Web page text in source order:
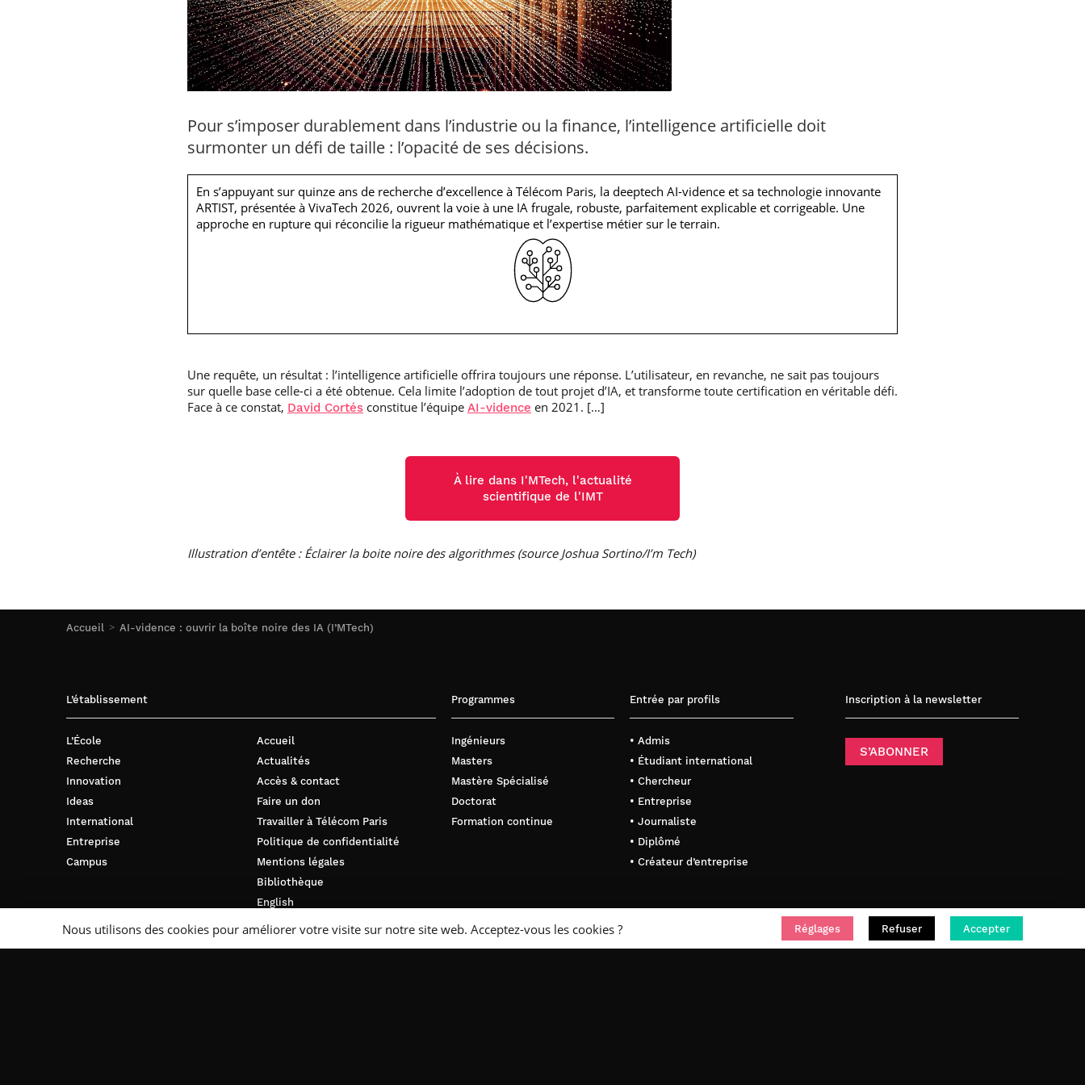
Accueil AI-vidence : ouvrir la boîte noire des IA (I’MTech)
Pour s’imposer durablement dans l’industrie ou la finance, l’intelligence artificielle doit
surmonter un défi de taille : l’opacité de ses décisions.
En s’appuyant sur quinze ans de recherche d’excellence à Télécom Paris, la deeptech AI-vidence et sa technologie innovante
ARTIST, présentée à VivaTech 2026, ouvrent la voie à une IA frugale, robuste, parfaitement explicable et corrigeable. Une
approche en rupture qui réconcilie la rigueur mathématique et l’expertise métier sur le terrain.
Une requête, un résultat : l’intelligence artificielle offrira toujours une réponse. L’utilisateur, en revanche, ne sait pas toujours
sur quelle base celle-ci a été obtenue. Cela limite l’adoption de tout projet d’IA, et transforme toute certification en véritable défi.
Face à ce constat, David Cortés constitue l’équipe AI-vidence en 2021. […]
À lire dans I'MTech, l'actualité
scientifique de l'IMT
Illustration d’entête : Éclairer la boite noire des algorithmes (source Joshua Sortino/I’m Tech)
L’établissement
L’École
Recherche
Innovation
Ideas
International
Entreprise
Campus
Accueil
Actualités
Accès & contact
Faire un don
Travailler à Télécom Paris
Politique de confidentialité
Mentions légales
Bibliothèque
English
Programmes
Ingénieurs
Masters
Mastère Spécialisé
Doctorat
Formation continue
Entrée par profils
• Admis
• Étudiant international
• Chercheur
• Entreprise
• Journaliste
• Diplômé
• Créateur d’entreprise
Inscription à la newsletter
S’ABONNER
Nous utilisons des cookies pour améliorer votre visite sur notre site web. Acceptez-vous les cookies ? Réglages Refuser Accepter